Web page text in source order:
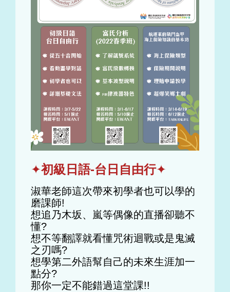
✦初級日語-台日自由行✦
淑華老師這次帶來初學者也可以學的
磨課師!
想追乃木坂、嵐等偶像的直播卻聽不
懂?
想不等翻譯就看懂咒術迴戰或是鬼滅
之刃嗎?
想學第二外語幫自己的未來生涯加一
點分?
那你一定不能錯過這堂課!!